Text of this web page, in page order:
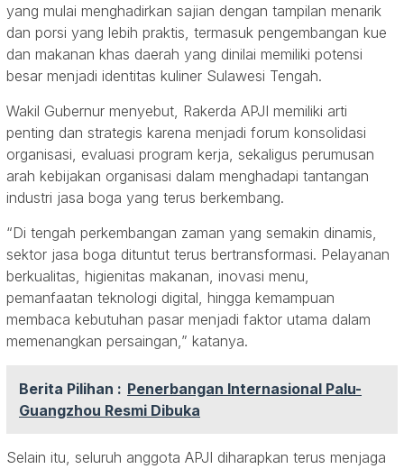
yang mulai menghadirkan sajian dengan tampilan menarik
dan porsi yang lebih praktis, termasuk pengembangan kue
dan makanan khas daerah yang dinilai memiliki potensi
besar menjadi identitas kuliner Sulawesi Tengah.
Wakil Gubernur menyebut, Rakerda APJI memiliki arti
penting dan strategis karena menjadi forum konsolidasi
organisasi, evaluasi program kerja, sekaligus perumusan
arah kebijakan organisasi dalam menghadapi tantangan
industri jasa boga yang terus berkembang.
“Di tengah perkembangan zaman yang semakin dinamis,
sektor jasa boga dituntut terus bertransformasi. Pelayanan
berkualitas, higienitas makanan, inovasi menu,
pemanfaatan teknologi digital, hingga kemampuan
membaca kebutuhan pasar menjadi faktor utama dalam
memenangkan persaingan,” katanya.
Berita Pilihan : Penerbangan Internasional Palu-
Guangzhou Resmi Dibuka
Selain itu, seluruh anggota APJI diharapkan terus menjaga